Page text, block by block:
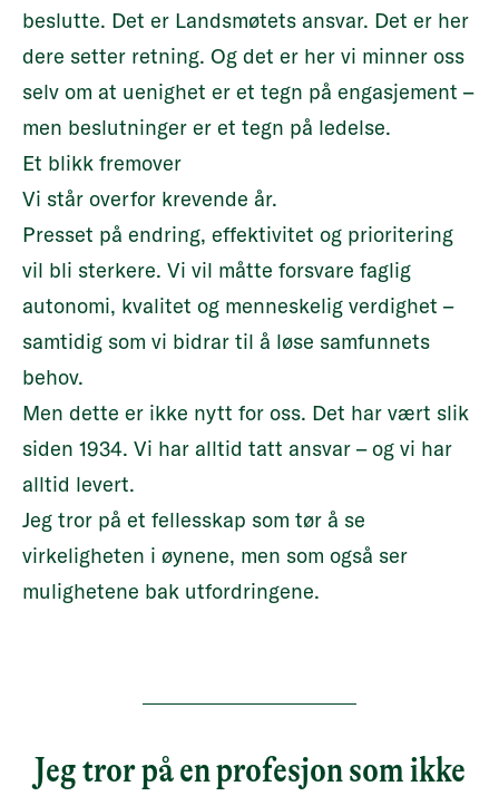
beslutte. Det er Landsmøtets ansvar. Det er her
dere setter retning. Og det er her vi minner oss
selv om at uenighet er et tegn på engasjement –
men beslutninger er et tegn på ledelse.
Et blikk fremover
Vi står overfor krevende år.
Presset på endring, effektivitet og prioritering
vil bli sterkere. Vi vil måtte forsvare faglig
autonomi, kvalitet og menneskelig verdighet –
samtidig som vi bidrar til å løse samfunnets
behov.
Men dette er ikke nytt for oss. Det har vært slik
siden 1934. Vi har alltid tatt ansvar – og vi har
alltid levert.
Jeg tror på et fellesskap som tør å se
virkeligheten i øynene, men som også ser
mulighetene bak utfordringene.
Jeg tror på en profesjon som ikke